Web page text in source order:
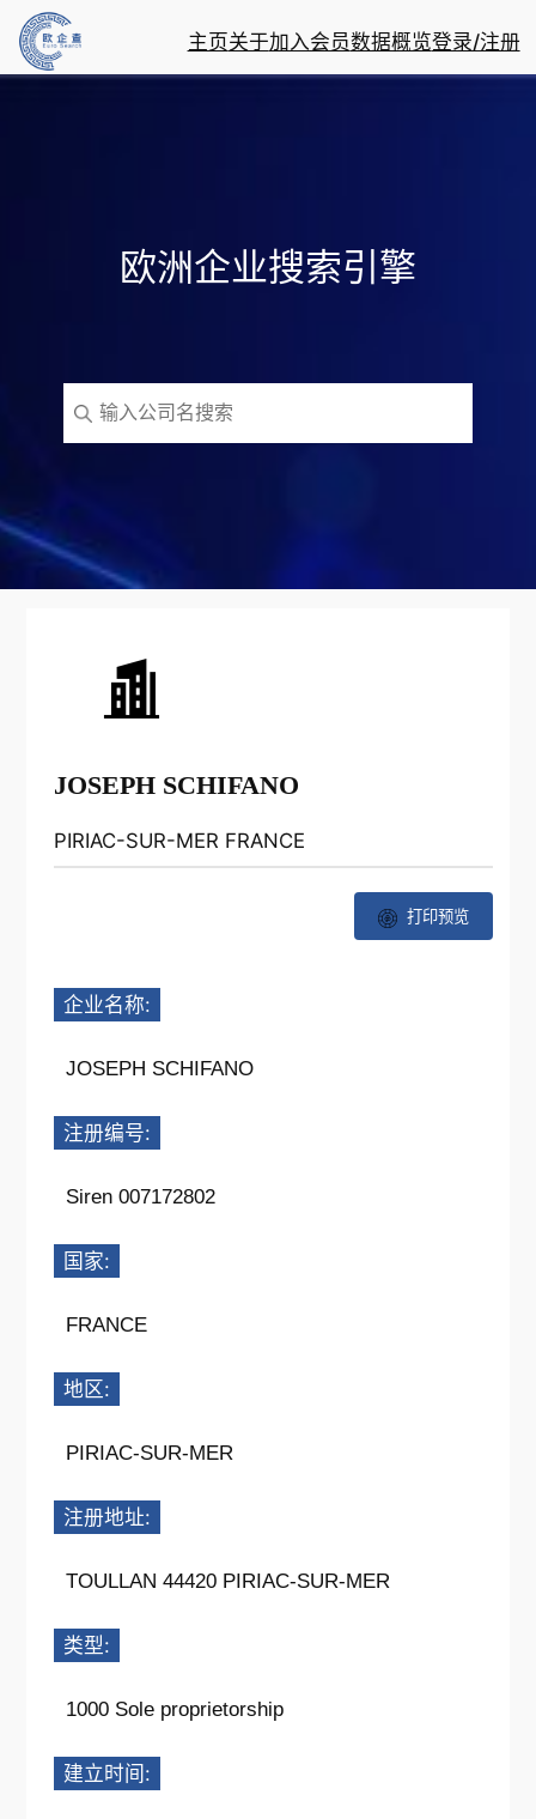
主页关于加入会员数据概览登录/注册
欧洲企业搜索引擎
JOSEPH SCHIFANO
PIRIAC-SUR-MER FRANCE
打印预览
企业名称:
JOSEPH SCHIFANO
注册编号:
Siren 007172802
国家:
FRANCE
地区:
PIRIAC-SUR-MER
注册地址:
TOULLAN 44420 PIRIAC-SUR-MER
类型:
1000 Sole proprietorship
建立时间: